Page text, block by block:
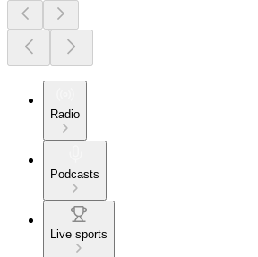
Radio
Podcasts
Live sports